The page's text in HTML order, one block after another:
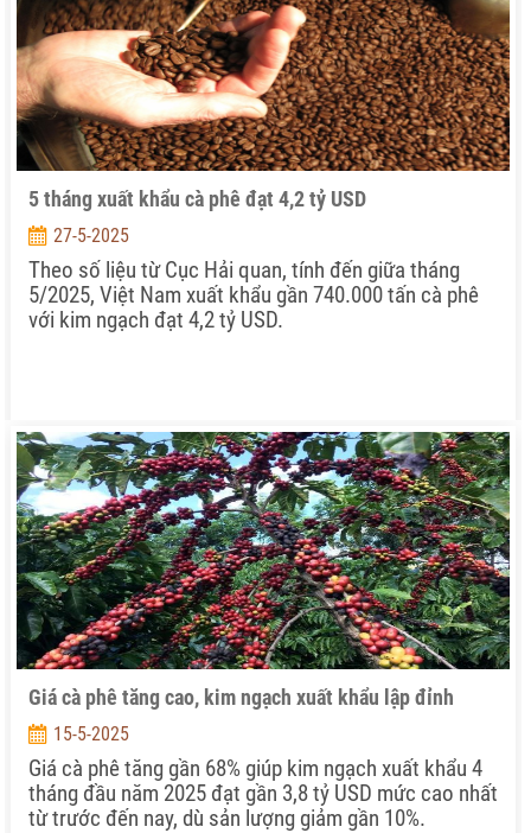
5 tháng xuất khẩu cà phê đạt 4,2 tỷ USD
27-5-2025
Theo số liệu từ Cục Hải quan, tính đến giữa tháng
5/2025, Việt Nam xuất khẩu gần 740.000 tấn cà phê
với kim ngạch đạt 4,2 tỷ USD.
Giá cà phê tăng cao, kim ngạch xuất khẩu lập đỉnh
15-5-2025
Giá cà phê tăng gần 68% giúp kim ngạch xuất khẩu 4
tháng đầu năm 2025 đạt gần 3,8 tỷ USD mức cao nhất
từ trước đến nay, dù sản lượng giảm gần 10%.